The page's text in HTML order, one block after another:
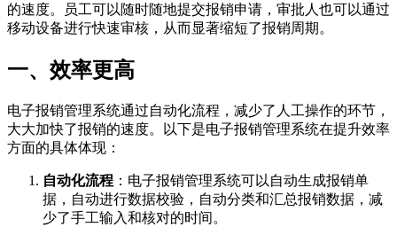
的速度。员工可以随时随地提交报销申请，审批人也可以通过
移动设备进行快速审核，从而显著缩短了报销周期。
一、效率更高
电子报销管理系统通过自动化流程，减少了人工操作的环节，
大大加快了报销的速度。以下是电子报销管理系统在提升效率
方面的具体体现：
自动化流程 ：电子报销管理系统可以自动生成报销单
据，自动进行数据校验，自动分类和汇总报销数据，减
少了手工输入和核对的时间。